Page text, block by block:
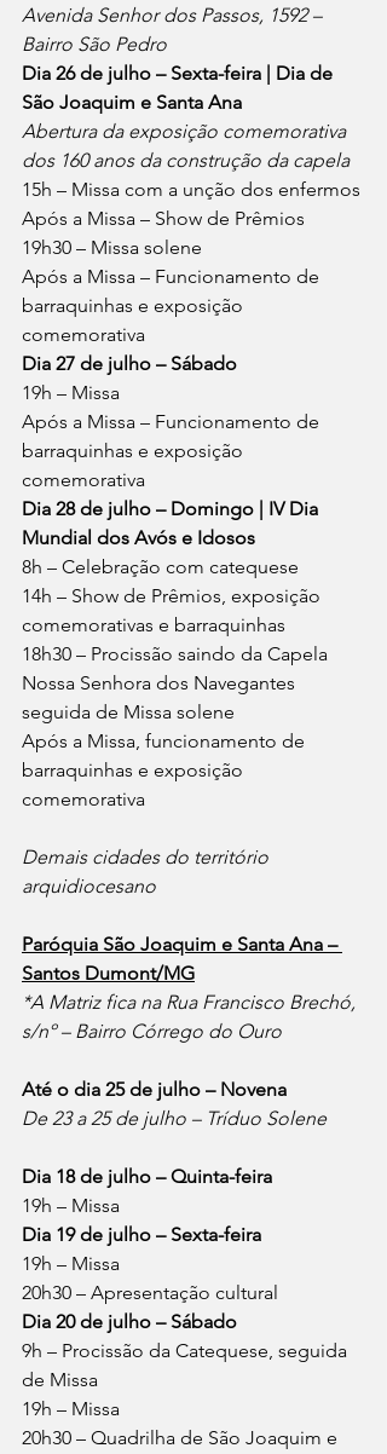
Avenida Senhor dos Passos, 1592 –
Bairro São Pedro
Dia 26 de julho – Sexta-feira | Dia de
São Joaquim e Santa Ana
Abertura da exposição comemorativa
dos 160 anos da construção da capela
15h – Missa com a unção dos enfermos
Após a Missa – Show de Prêmios
19h30 – Missa solene
Após a Missa – Funcionamento de
barraquinhas e exposição
comemorativa
Dia 27 de julho – Sábado
19h – Missa
Após a Missa – Funcionamento de
barraquinhas e exposição
comemorativa
Dia 28 de julho – Domingo | IV Dia
Mundial dos Avós e Idosos
8h – Celebração com catequese
14h – Show de Prêmios, exposição
comemorativas e barraquinhas
18h30 – Procissão saindo da Capela
Nossa Senhora dos Navegantes
seguida de Missa solene
Após a Missa, funcionamento de
barraquinhas e exposição
comemorativa
Demais cidades do território
arquidiocesano
Paróquia São Joaquim e Santa Ana –
Santos Dumont/MG
*A Matriz fica na Rua Francisco Brechó,
s/nº – Bairro Córrego do Ouro
Até o dia 25 de julho – Novena
De 23 a 25 de julho – Tríduo Solene
Dia 18 de julho – Quinta-feira
19h – Missa
Dia 19 de julho – Sexta-feira
19h – Missa
20h30 – Apresentação cultural
Dia 20 de julho – Sábado
9h – Procissão da Catequese, seguida
de Missa
19h – Missa
20h30 – Quadrilha de São Joaquim e